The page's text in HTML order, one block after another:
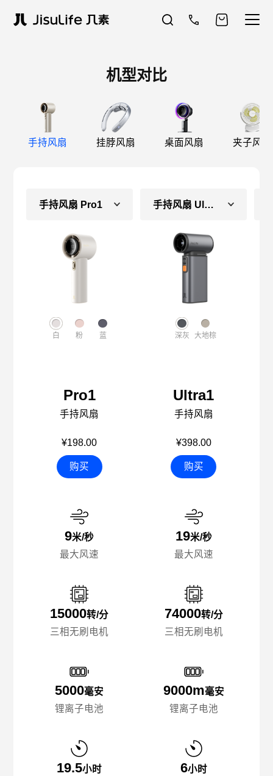
机型对比
手持风扇 挂脖风扇 桌面风扇 夹子风扇
手持风扇 Pro1
白 粉 蓝
Pro1
手持风扇
¥198.00
购买
9米/秒
最大风速
15000转/分
三相无刷电机
5000毫安
锂离子电池
19.5小时
手持风扇 Ultra1
深灰 大地棕
Ultra1
手持风扇
¥398.00
购买
19米/秒
最大风速
74000转/分
三相无刷电机
9000m毫安
锂离子电池
6小时